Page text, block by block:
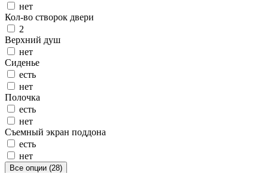
нет
Кол-во створок двери
2
Верхний душ
нет
Сиденье
есть
нет
Полочка
есть
нет
Съемный экран поддона
есть
нет
Все опции (28)